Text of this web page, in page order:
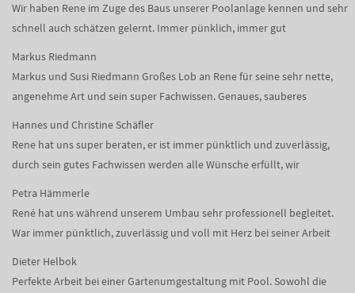
Wir haben Rene im Zuge des Baus unserer Poolanlage kennen und sehr
schnell auch schätzen gelernt. Immer pünklich, immer gut
Markus Riedmann
Markus und Susi Riedmann Großes Lob an Rene für seine sehr nette,
angenehme Art und sein super Fachwissen. Genaues, sauberes
Hannes und Christine Schäfler
Rene hat uns super beraten, er ist immer pünktlich und zuverlässig,
durch sein gutes Fachwissen werden alle Wünsche erfüllt, wir
Petra Hämmerle
René hat uns während unserem Umbau sehr professionell begleitet.
War immer pünktlich, zuverlässig und voll mit Herz bei seiner Arbeit
Dieter Helbok
Perfekte Arbeit bei einer Gartenumgestaltung mit Pool. Sowohl die